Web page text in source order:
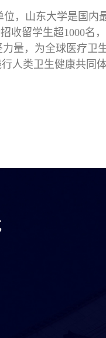
，山东大学是国内
收留学生超1000名
量，为全球医疗
人类卫生健康共同